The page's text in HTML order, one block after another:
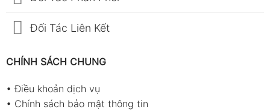
Đối Tác Liên Kết
CHÍNH SÁCH CHUNG
•Điều khoản dịch vụ
• Chính sách bảo mật thông tin